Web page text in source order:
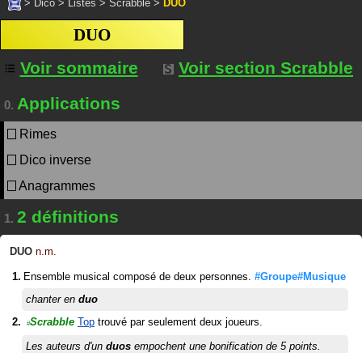
> Dico > Listes > Scrabble > DUO
DUO
Voir sommaire
Voir section Scrabble
0. Applications
Rimes
Dico inverse
Anagrammes
1. 2 définitions
DUO n.m.
Ensemble musical composé de deux personnes. #Groupe#Musique
chanter en duo
#Scrabble Top trouvé par seulement deux joueurs.
Les auteurs d'un duos empochent une bonification de 5 points.